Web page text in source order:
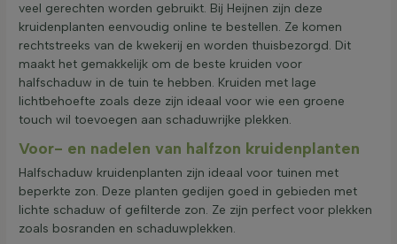
veel gerechten worden gebruikt. Bij Heijnen zijn deze
kruidenplanten eenvoudig online te bestellen. Ze komen
rechtstreeks van de kwekerij en worden thuisbezorgd. Dit
maakt het gemakkelijk om de beste kruiden voor
halfschaduw in de tuin te hebben. Kruiden met lage
lichtbehoefte zoals deze zijn ideaal voor wie een groene
touch wil toevoegen aan schaduwrijke plekken.
Voor- en nadelen van halfzon kruidenplanten
Halfschaduw kruidenplanten zijn ideaal voor tuinen met
beperkte zon. Deze planten gedijen goed in gebieden met
lichte schaduw of gefilterde zon. Ze zijn perfect voor plekken
zoals bosranden en schaduwplekken.